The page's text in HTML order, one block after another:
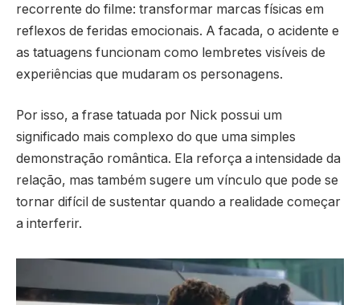
recorrente do filme: transformar marcas físicas em
reflexos de feridas emocionais. A facada, o acidente e
as tatuagens funcionam como lembretes visíveis de
experiências que mudaram os personagens.
Por isso, a frase tatuada por Nick possui um
significado mais complexo do que uma simples
demonstração romântica. Ela reforça a intensidade da
relação, mas também sugere um vínculo que pode se
tornar difícil de sustentar quando a realidade começar
a interferir.